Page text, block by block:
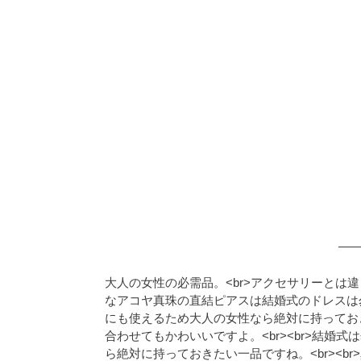
大人の女性の必需品。<br>アクセサリーとは
なアコヤ真珠の直結ピアスは結婚式のドレス
にも使えるため大人の女性なら絶対に持って
合わせてもかわいいですよ。<br><br>結婚式
ら絶対に持っておきたい一品ですね。